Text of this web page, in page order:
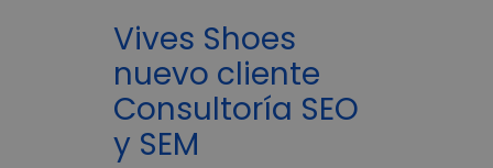
Vives Shoes
nuevo cliente
Consultoría SEO
y SEM